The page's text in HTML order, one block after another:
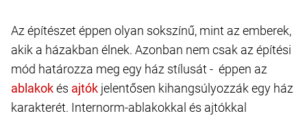
Az építészet éppen olyan sokszínű, mint az emberek,
akik a házakban élnek. Azonban nem csak az építési
mód határozza meg egy ház stílusát - éppen az
és
jelentősen kihangsúlyozzák egy ház
karakterét. Internorm-ablakokkal és ajtókkal